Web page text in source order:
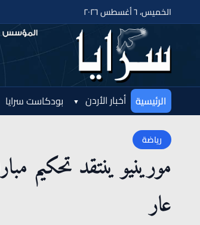
الخميس، ٦ أغسطس ٢٠٢٦
الرئيسية أخبار الأردن بودكاست سرايا
رياضة
مورينيو ينتقد تحكيم
عار